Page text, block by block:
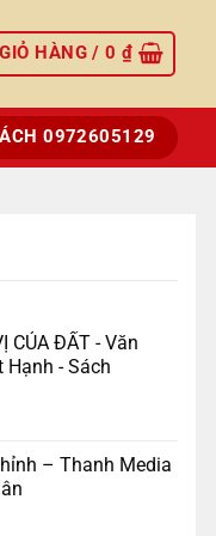
GIỎ HÀNG /0₫
0972605129
CỦA ĐẤT - Văn
Hạnh - Sách
₫.
– Thanh Media